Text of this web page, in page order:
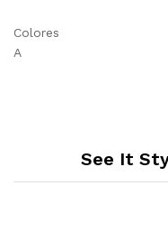
Colores
A
See It